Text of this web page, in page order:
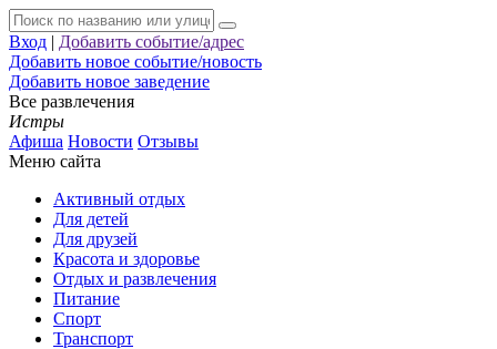
Вход | Добавить событие/адрес
Добавить новое событие/новость
Добавить новое заведение
Все развлечения
Истры
Афиша Новости Отзывы
Меню сайта
Активный отдых
Для детей
Для друзей
Красота и здоровье
Отдых и развлечения
Питание
Спорт
Транспорт